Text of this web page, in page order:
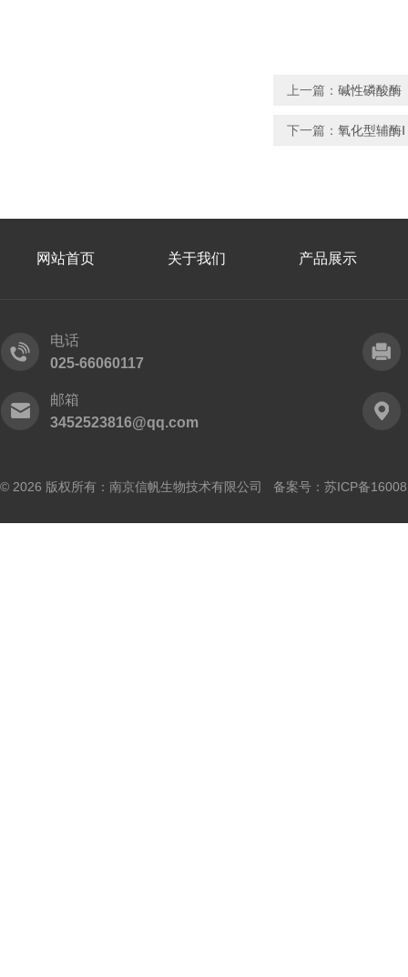
上一篇： 碱性磷酸酶
下一篇： 氧化型辅酶Ⅰ
网站首页 关于我们 产品展示
电话
025-66060117
邮箱
3452523816@qq.com
© 2026 版权所有：南京信帆生物技术有限公司 备案号： 苏ICP备